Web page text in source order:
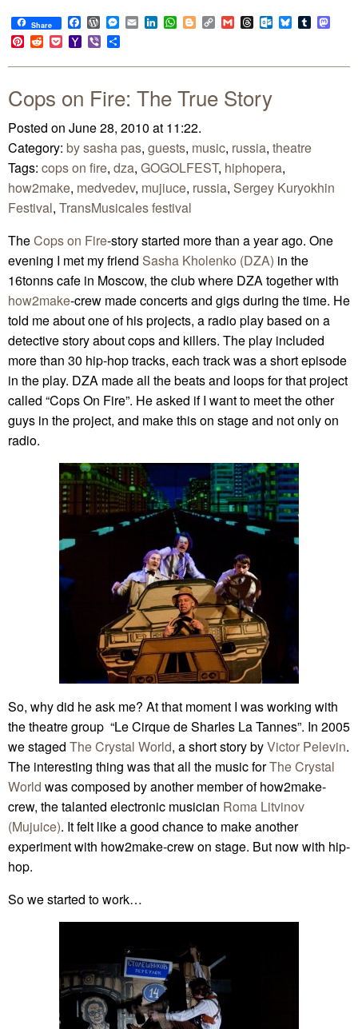
Share Facebook
WordPress
Messenger
EmailLinkedIn
WhatsApp
BloggerCopy
Link
GmailThreadsOutlook.com
BlueskyTumblr
Pinterest
RedditPocketYahoo
Mail
Viber
Cops on Fire: The True Story
Posted on June 28, 2010 at 11:22.
Category: by sasha pas, guests, music, russia, theatre
Tags: cops on fire, dza, GOGOLFEST, hiphopera,
how2make, medvedev, mujiuce, russia, Sergey Kuryokhin
Festival, TransMusicales festival
TheCops on Fire-story started more than a year ago. One
evening I met my friend Sasha Kholenko (DZA) in the
16tonns cafe in Moscow, the club where DZA together with
how2make-crew made concerts and gigs during the time. He
told me about one of his projects, a radio play based on a
detective story about cops and killers. The play included
more than 30 hip-hop tracks, each track was a short episode
in the play. DZA made all the beats and loops for that project
called “Cops On Fire”. He asked if I want to meet the other
guys in the project, and make this on stage and not only on
radio.
So, why did he ask me? At that moment I was working with
the theatre group “Le Cirque de Sharles La Tannes”. In 2005
we staged The Crystal World, a short story byVictor Pelevin.
The interesting thing was that all the music forThe Crystal
World was composed by another member of how2make-
crew, the talanted electronic musician Roma Litvinov
(Mujuice). It felt like a good chance to make another
experiment with how2make-crew on stage. But now with hip-
hop.
So we started to work…